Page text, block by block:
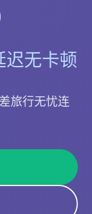
迟无卡顿
旅行无忧连